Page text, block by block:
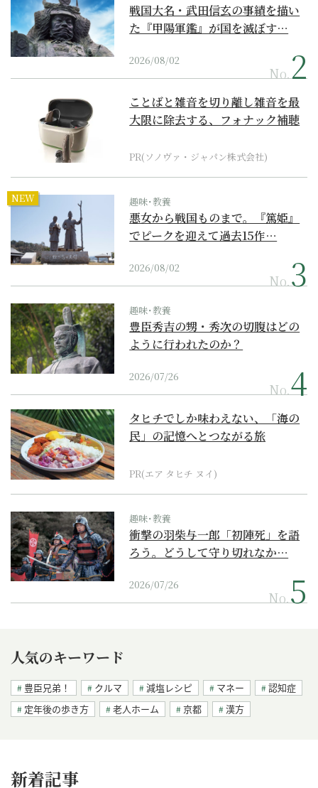
戦国大名・武田信玄の事績を描い
た『甲陽軍鑑』が国を滅ぼす…
2026/08/02
No.
ことばと雑音を切り離し雑音を最
大限に除去する、フォナック補聴
PR(ソノヴァ・ジャパン株式会社)
NEW 趣味･教養
悪女から戦国ものまで。『篤姫』
でピークを迎えて過去15作…
2026/08/02
No.
趣味･教養
豊臣秀吉の甥・秀次の切腹はどの
ように行われたのか？
2026/07/26
No.
タヒチでしか味わえない、「海の
民」の記憶へとつながる旅
PR(エア タヒチ ヌイ)
趣味･教養
衝撃の羽柴与一郎「初陣死」を語
ろう。どうして守り切れなか…
2026/07/26
No.
人気のキーワード
豊臣兄弟！ クルマ 減塩レシピ マネー
認知症
定年後の歩き方
老人ホーム 京都 漢方
新着記事